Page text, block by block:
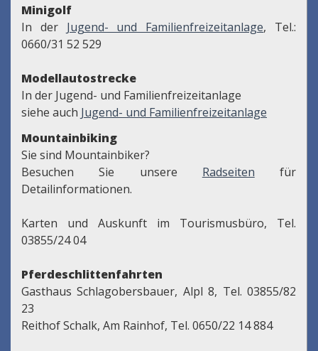
Minigolf
In der Jugend- und Familienfreizeitanlage, Tel.:
0660/31 52 529
Modellautostrecke
In der Jugend- und Familienfreizeitanlage
siehe auch Jugend- und Familienfreizeitanlage
Mountainbiking
Sie sind Mountainbiker?
Besuchen Sie unsere Radseiten
für
Detailinformationen.
Karten und Auskunft im Tourismusbüro, Tel.
03855/24 04
Pferdeschlittenfahrten
Gasthaus Schlagobersbauer, Alpl 8, Tel. 03855/82
23
Reithof Schalk, Am Rainhof, Tel. 0650/22 14 884